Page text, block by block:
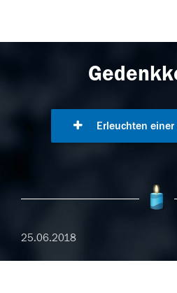
Erleuchten
25.06.2018